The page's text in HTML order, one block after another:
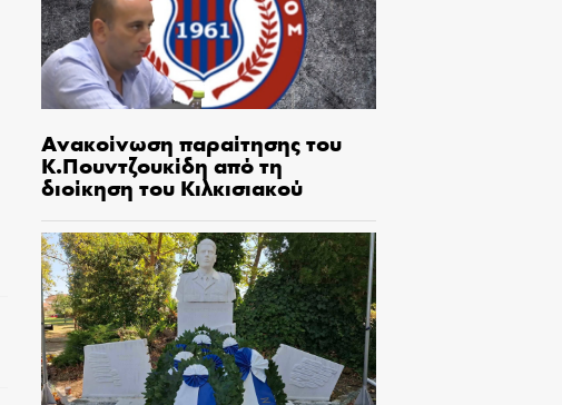
Ανακοίνωση παραίτησης του
Κ.Πουντζουκίδη από τη
διοίκηση του Κιλκισιακού